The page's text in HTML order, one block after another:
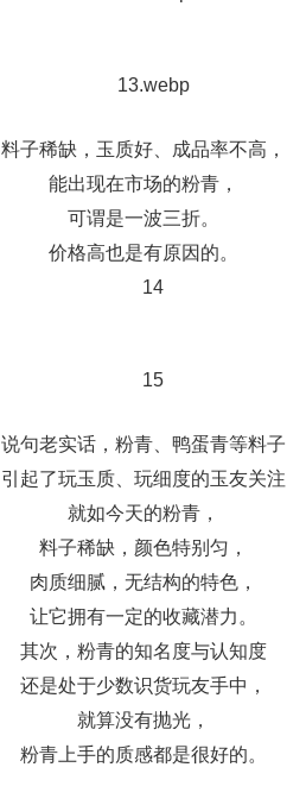
料子稀缺，玉质好、成品率不高，
能出现在市场的粉青，
可谓是一波三折。
价格高也是有原因的。
说句老实话，粉青、鸭蛋青等料子
引起了玩玉质、玩细度的玉友关注
就如今天的粉青，
料子稀缺，颜色特别匀，
肉质细腻，无结构的特色，
让它拥有一定的收藏潜力。
其次，粉青的知名度与认知度
还是处于少数识货玩友手中，
就算没有抛光，
粉青上手的质感都是很好的。